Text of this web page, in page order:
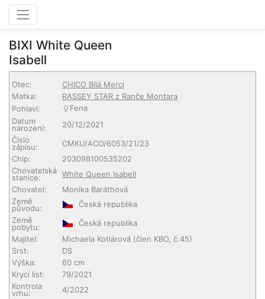
BIXI White Queen
Isabell
Otec:
CHICO Bílá Merci
Matka:
RASSEY STAR z Ranče Montara
Pohlaví:
Fena
Datum
narození:
20/12/2021
Číslo
zápisu:
CMKU/ACO/6053/21/23
Chip:
203098100535202
Chovatelská
stanice:
White Queen Isabell
Chovatel:
Monika Baráthová
Země
původu:
Česká republika
Země
pobytu:
Česká republika
Majitel:
Michaela Kotlárová (člen KBO, č.45)
Srst:
DS
Výška:
60 cm
Krycí list:
79/2021
Kontrola
vrhu:
4/2022